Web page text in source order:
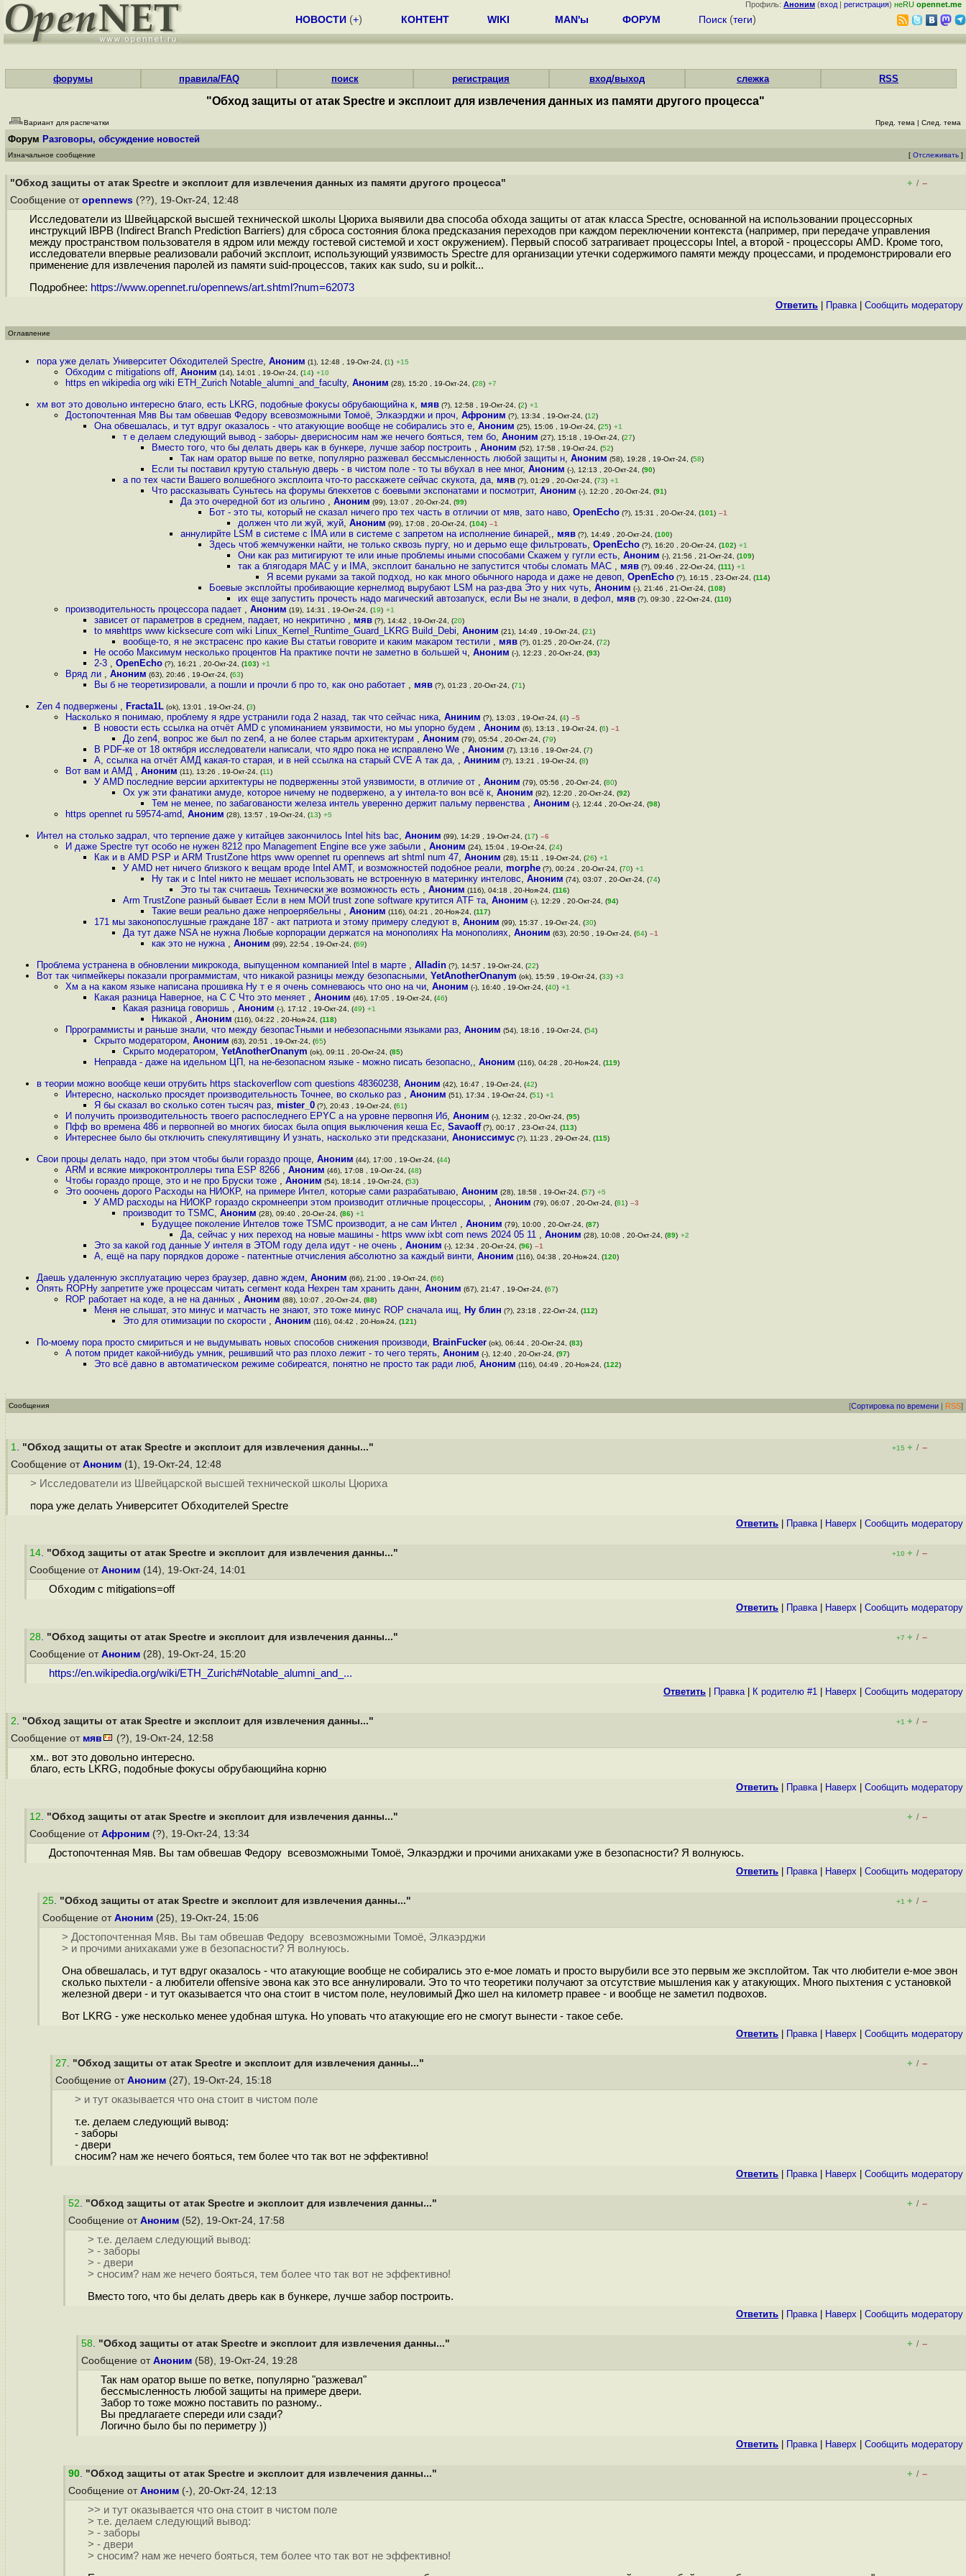
Профиль: Аноним (вход | регистрация) неRU opennet.me
НОВОСТИ (+) КОНТЕНТ WIKI MAN'ы ФОРУМ Поиск (теги)
форумы правила/FAQ поиск регистрация вход/выход слежка RSS
"Обход защиты от атак Spectre и эксплоит для извлечения данных из памяти другого процесса"
Вариант для распечатки Пред. тема | След. тема
Форум Разговоры, обсуждение новостей
Изначальное сообщение [ Отслеживать ]
"Обход защиты от атак Spectre и эксплоит для извлечения данных из памяти другого процесса" + / –
Сообщение от opennews (??), 19-Окт-24, 12:48
Исследователи из Швейцарской высшей технической школы Цюриха выявили два способа обхода защиты от атак класса Spectre, основанной на использовании процессорных
инструкций IBPB (Indirect Branch Prediction Barriers) для сброса состояния блока предсказания переходов при каждом переключении контекста (например, при передаче управления
между пространством пользователя в ядром или между гостевой системой и хост окружением). Первый способ затрагивает процессоры Intel, а второй - процессоры AMD. Кроме того,
исследователи впервые реализовали рабочий эксплоит, использующий уязвимость Spectre для организации утечки содержимого памяти между процессами, и продемонстрировали его
применение для извлечения паролей из памяти suid-процессов, таких как sudo, su и polkit...
Подробнее: https://www.opennet.ru/opennews/art.shtml?num=62073
Ответить Правка| Cообщить модератору
Оглавление
пора уже делать Университет Обходителей Spectre, Аноним (1), 12:48 , 19-Окт-24, (1) +15
Обходим с mitigations off, Аноним (14), 14:01 , 19-Окт-24, (14) +10
https en wikipedia org wiki ETH_Zurich Notable_alumni_and_faculty, Аноним (28), 15:20 , 19-Окт-24, (28) +7
хм вот это довольно интересно благо, есть LKRG, подобные фокусы обрубающийна к, мяв (?), 12:58 , 19-Окт-24, (2) +1
Достопочтенная Мяв Вы там обвешав Федору всевозможными Томоё, Элкаэрджи и проч, Афроним (?), 13:34 , 19-Окт-24, (12)
Она обвешалась, и тут вдруг оказалось - что атакующие вообще не собирались это е, Аноним (25), 15:06 , 19-Окт-24, (25) +1
т е делаем следующий вывод - заборы- дверисносим нам же нечего бояться, тем бо, Аноним (27), 15:18 , 19-Окт-24, (27)
Вместо того, что бы делать дверь как в бункере, лучше забор построить , Аноним (52), 17:58 , 19-Окт-24, (52)
Так нам оратор выше по ветке, популярно разжевал бессмысленность любой защиты н, Аноним (58), 19:28 , 19-Окт-24, (58)
Если ты поставил крутую стальную дверь - в чистом поле - то ты вбухал в нее мног, Аноним (-), 12:13 , 20-Окт-24, (90)
а по тех части Вашего волшебного эксплоита что-то расскажете сейчас скукота, да, мяв (?), 01:29 , 20-Окт-24, (73) +1
Что рассказывать Суньтесь на форумы блекхетов с боевыми экспонатами и посмотрит, Аноним (-), 12:20 , 20-Окт-24, (91)
Да это очередной бот из ольгино , Аноним (99), 13:07 , 20-Окт-24, (99)
Бот - это ты, который не сказал ничего про тех часть в отличии от мяв, зато наво, OpenEcho (?), 15:31 , 20-Окт-24, (101) –1
должен что ли жуй, жуй, Аноним (99), 17:08 , 20-Окт-24, (104) –1
аннулирйте LSM в системе с IMA или в системе с запретом на исполнение бинарей,, мяв (?), 14:49 , 20-Окт-24, (100)
Здесь чтоб жемчуженки найти, не только сквозь пургу, но и дерьмо еще фильтровать, OpenEcho (?), 16:20 , 20-Окт-24, (102) +1
Они как раз митигируют те или иные проблемы иными способами Скажем у гугли есть, Аноним (-), 21:56 , 21-Окт-24, (109)
так а блягодаря MAC у и IMA, эксплоит банально не запустится чтобы сломать MAC , мяв (?), 09:46 , 22-Окт-24, (111) +1
Я всеми руками за такой подход, но как много обычного народа и даже не девоп, OpenEcho (?), 16:15 , 23-Окт-24, (114)
Боевые эксплойты пробивающие кернелмод вырубают LSM на раз-два Это у них чуть, Аноним (-), 21:46 , 21-Окт-24, (108)
их еще запустить прочесть надо магический автозапуск, если Вы не знали, в дефол, мяв (?), 09:30 , 22-Окт-24, (110)
производительность процессора падает , Аноним (19), 14:31 , 19-Окт-24, (19) +1
зависет от параметров в среднем, падает, но некритично , мяв (?), 14:42 , 19-Окт-24, (20)
to мявhttps www kicksecure com wiki Linux_Kernel_Runtime_Guard_LKRG Build_Debi, Аноним (21), 14:49 , 19-Окт-24, (21)
вообще-то, я не экстрасенс про какие Вы статьи говорите и каким макаром тестили , мяв (?), 01:25 , 20-Окт-24, (72)
Не особо Максимум несколько процентов На практике почти не заметно в большей ч, Аноним (-), 12:23 , 20-Окт-24, (93)
2-3 , OpenEcho (?), 16:21 , 20-Окт-24, (103) +1
Вряд ли , Аноним (63), 20:46 , 19-Окт-24, (63)
Вы б не теоретизировали, а пошли и прочли б про то, как оно работает , мяв (?), 01:23 , 20-Окт-24, (71)
Zen 4 подвержены , Fracta1L (ok), 13:01 , 19-Окт-24, (3)
Насколько я понимаю, проблему я ядре устранили года 2 назад, так что сейчас ника, Аниним (?), 13:03 , 19-Окт-24, (4) –5
В новости есть ссылка на отчёт AMD с упоминанием уязвимости, но мы упорно будем , Аноним (6), 13:13 , 19-Окт-24, (6) –1
До zen4, вопрос же был по zen4, а не более старым архитектурам , Аноним (79), 05:54 , 20-Окт-24, (79)
В PDF-ке от 18 октября исследователи написали, что ядро пока не исправлено We , Аноним (7), 13:16 , 19-Окт-24, (7)
А, ссылка на отчёт АМД какая-то старая, и в ней ссылка на старый CVE А так да, , Аниним (?), 13:21 , 19-Окт-24, (8)
Вот вам и АМД , Аноним (11), 13:26 , 19-Окт-24, (11)
У AMD последние версии архитектуры не подверженны этой уязвимости, в отличие от , Аноним (79), 05:56 , 20-Окт-24, (80)
Ох уж эти фанатики амуде, которое ничему не подвержено, а у интела-то вон всё к, Аноним (92), 12:20 , 20-Окт-24, (92)
Тем не менее, по забагованости железа интель уверенно держит пальму первенства , Аноним (-), 12:44 , 20-Окт-24, (98)
https opennet ru 59574-amd, Аноним (28), 13:57 , 19-Окт-24, (13) +5
Интел на столько задрал, что терпение даже у китайцев закончилось Intel hits bac, Аноним (99), 14:29 , 19-Окт-24, (17) –6
И даже Spectre тут особо не нужен 8212 про Management Engine все уже забыли , Аноним (24), 15:04 , 19-Окт-24, (24)
Как и в AMD PSP и ARM TrustZone https www opennet ru opennews art shtml num 47, Аноним (28), 15:11 , 19-Окт-24, (26) +1
У AMD нет ничего близкого к вещам вроде Intel AMT, и возможностей подобное реали, morphe (?), 00:24 , 20-Окт-24, (70) +1
Ну так и с Intel никто не мешает использовать не встроенную в материнку интеловс, Аноним (74), 03:07 , 20-Окт-24, (74)
Это ты так считаешь Технически же возможность есть , Аноним (116), 04:18 , 20-Ноя-24, (116)
Arm TrustZone разный бывает Если в нем МОЙ trust zone software крутится ATF та, Аноним (-), 12:29 , 20-Окт-24, (94)
Такие веши реально даже непроерябельны , Аноним (116), 04:21 , 20-Ноя-24, (117)
171 мы законопослушные граждане 187 - акт патриота и этому примеру следуют в, Аноним (99), 15:37 , 19-Окт-24, (30)
Да тут даже NSA не нужна Любые корпорации держатся на монополиях На монополиях, Аноним (63), 20:50 , 19-Окт-24, (64) –1
как это не нужна , Аноним (99), 22:54 , 19-Окт-24, (69)
Проблема устранена в обновлении микрокода, выпущенном компанией Intel в марте , Alladin (?), 14:57 , 19-Окт-24, (22)
Вот так чипмейкеры показали программистам, что никакой разницы между безопасными, YetAnotherOnanym (ok), 15:59 , 19-Окт-24, (33) +3
Хм а на каком языке написана прошивка Ну т е я очень сомневаюсь что оно на чи, Аноним (-), 16:40 , 19-Окт-24, (40) +1
Какая разница Наверное, на C C Что это меняет , Аноним (46), 17:05 , 19-Окт-24, (46)
Какая разница говоришь , Аноним (-), 17:12 , 19-Окт-24, (49) +1
Никакой , Аноним (116), 04:22 , 20-Ноя-24, (118)
Пррограммисты и раньше знали, что между безопасТными и небезопасными языками раз, Аноним (54), 18:16 , 19-Окт-24, (54)
Скрыто модератором, Аноним (63), 20:51 , 19-Окт-24, (65)
Скрыто модератором, YetAnotherOnanym (ok), 09:11 , 20-Окт-24, (85)
Неправда - даже на идельном ЦП, на не-безопасном языке - можно писать безопасно,, Аноним (116), 04:28 , 20-Ноя-24, (119)
в теории можно вообще кеши отрубить https stackoverflow com questions 48360238, Аноним (42), 16:47 , 19-Окт-24, (42)
Интересно, насколько просядет производительность Точнее, во сколько раз , Аноним (51), 17:34 , 19-Окт-24, (51) +1
Я бы сказал во сколько сотен тысяч раз, mister_0 (?), 20:43 , 19-Окт-24, (61)
И получить производительность твоего распоследнего EPYC а на уровне первопня Иб, Аноним (-), 12:32 , 20-Окт-24, (95)
Пфф во времена 486 и первопней во многих биосах была опция выключения кеша Ес, Savaoff(?), 00:17 , 23-Окт-24, (113)
Интереснее было бы отключить спекулятивщину И узнать, насколько эти предсказани, Анониссимус (?), 11:23 , 29-Окт-24, (115)
Свои процы делать надо, при этом чтобы были гораздо проще, Аноним (44), 17:00 , 19-Окт-24, (44)
ARM и всякие микроконтроллеры типа ESP 8266 , Аноним (46), 17:08 , 19-Окт-24, (48)
Чтобы гораздо проще, это и не про Бруски тоже , Аноним (54), 18:14 , 19-Окт-24, (53)
Это ооочень дорого Расходы на НИОКР, на примере Интел, которые сами разрабатываю, Аноним (28), 18:58 , 19-Окт-24, (57) +5
У AMD расходы на НИОКР гораздо скромнеепри этом производит отличные процессоры, , Аноним (79), 06:07 , 20-Окт-24, (81) –3
производит то TSMC, Аноним (28), 09:40 , 20-Окт-24, (86) +1
Будущее поколение Интелов тоже TSMC производит, а не сам Интел , Аноним (79), 10:00 , 20-Окт-24, (87)
Да, сейчас у них переход на новые машины - https www ixbt com news 2024 05 11 , Аноним (28), 10:08 , 20-Окт-24, (89) +2
Это за какой год данные У интеля в ЭТОМ году дела идут - не очень , Аноним (-), 12:34 , 20-Окт-24, (96) –1
А, ещё на пару порядков дороже - патентные отчисления абсолютно за каждый винти, Аноним (116), 04:38 , 20-Ноя-24, (120)
Даешь удаленную эксплуатацию через браузер, давно ждем, Аноним (66), 21:00 , 19-Окт-24, (66)
Опять ROPНу запретите уже процессам читать сегмент кода Нехрен там хранить данн, Аноним (67), 21:47 , 19-Окт-24, (67)
ROP работает на коде, а не на данных , Аноним (88), 10:07 , 20-Окт-24, (88)
Меня не слышат, это минус и матчасть не знают, это тоже минус ROP сначала ищ, Ну блин (?), 23:18 , 22-Окт-24, (112)
Это для отимизации по скорости , Аноним (116), 04:42 , 20-Ноя-24, (121)
По-моему пора просто смириться и не выдумывать новых способов снижения производи, BrainFucker (ok), 06:44 , 20-Окт-24, (83)
А потом придет какой-нибудь умник, решивший что раз плохо лежит - то чего терять, Аноним (-), 12:40 , 20-Окт-24, (97)
Это всё давно в автоматическом режиме собиреатся, понятно не просто так ради люб, Аноним (116), 04:49 , 20-Ноя-24, (122)
Сообщения [Сортировка по времени | RSS]
1. "Обход защиты от атак Spectre и эксплоит для извлечения данны..." +15 + / –
Сообщение от Аноним (1), 19-Окт-24, 12:48
> Исследователи из Швейцарской высшей технической школы Цюриха
пора уже делать Университет Обходителей Spectre
Ответить Правка| Наверх Cообщить модератору
14. "Обход защиты от атак Spectre и эксплоит для извлечения данны..." +10 + / –
Сообщение от Аноним (14), 19-Окт-24, 14:01
Обходим с mitigations=off
Ответить Правка| Наверх Cообщить модератору
28. "Обход защиты от атак Spectre и эксплоит для извлечения данны..." +7 + / –
Сообщение от Аноним (28), 19-Окт-24, 15:20
https://en.wikipedia.org/wiki/ETH_Zurich#Notable_alumni_and_...
Ответить Правка| К родителю #1 Наверх Cообщить модератору
2. "Обход защиты от атак Spectre и эксплоит для извлечения данны..." +1 + / –
Сообщение от мяв (?), 19-Окт-24, 12:58
хм.. вот это довольно интересно.
благо, есть LKRG, подобные фокусы обрубающийна корню
Ответить Правка| Наверх Cообщить модератору
12. "Обход защиты от атак Spectre и эксплоит для извлечения данны..." + / –
Сообщение от Афроним (?), 19-Окт-24, 13:34
Достопочтенная Мяв. Вы там обвешав Федору всевозможными Томоё, Элкаэрджи и прочими анихаками уже в безопасности? Я волнуюсь.
Ответить Правка| Наверх Cообщить модератору
25. "Обход защиты от атак Spectre и эксплоит для извлечения данны..." +1 + / –
Сообщение от Аноним (25), 19-Окт-24, 15:06
> Достопочтенная Мяв. Вы там обвешав Федору всевозможными Томоё, Элкаэрджи
> и прочими анихаками уже в безопасности? Я волнуюсь.
Она обвешалась, и тут вдруг оказалось - что атакующие вообще не собирались это е-мое ломать и просто вырубили все это первым же эксплойтом. Так что любители е-мое эвон
сколько пыхтели - а любители offensive эвона как это все аннулировали. Это то что теоретики получают за отсутствие мышления как у атакующих. Много пыхтения с установкой
железной двери - и тут оказывается что она стоит в чистом поле, неуловимый Джо шел на километр правее - и вообще не заметил подвохов.
Вот LKRG - уже несколько менее удобная штука. Но уповать что атакующие его не смогут вынести - такое себе.
Ответить Правка| Наверх Cообщить модератору
27. "Обход защиты от атак Spectre и эксплоит для извлечения данны..." + / –
Сообщение от Аноним (27), 19-Окт-24, 15:18
> и тут оказывается что она стоит в чистом поле
т.е. делаем следующий вывод:
- заборы
- двери
сносим? нам же нечего бояться, тем более что так вот не эффективно!
Ответить Правка| Наверх Cообщить модератору
52. "Обход защиты от атак Spectre и эксплоит для извлечения данны..." + / –
Сообщение от Аноним (52), 19-Окт-24, 17:58
> т.е. делаем следующий вывод:
> - заборы
> - двери
> сносим? нам же нечего бояться, тем более что так вот не эффективно!
Вместо того, что бы делать дверь как в бункере, лучше забор построить.
Ответить Правка| Наверх Cообщить модератору
58. "Обход защиты от атак Spectre и эксплоит для извлечения данны..." + / –
Сообщение от Аноним (58), 19-Окт-24, 19:28
Так нам оратор выше по ветке, популярно "разжевал"
бессмысленность любой защиты на примере двери.
Забор то тоже можно поставить по разному..
Вы предлагаете спереди или сзади?
Логично было бы по периметру ))
Ответить Правка| Наверх Cообщить модератору
90. "Обход защиты от атак Spectre и эксплоит для извлечения данны..." + / –
Сообщение от Аноним (-), 20-Окт-24, 12:13
>> и тут оказывается что она стоит в чистом поле
> т.е. делаем следующий вывод:
> - заборы
> - двери
> сносим? нам же нечего бояться, тем более что так вот не эффективно!